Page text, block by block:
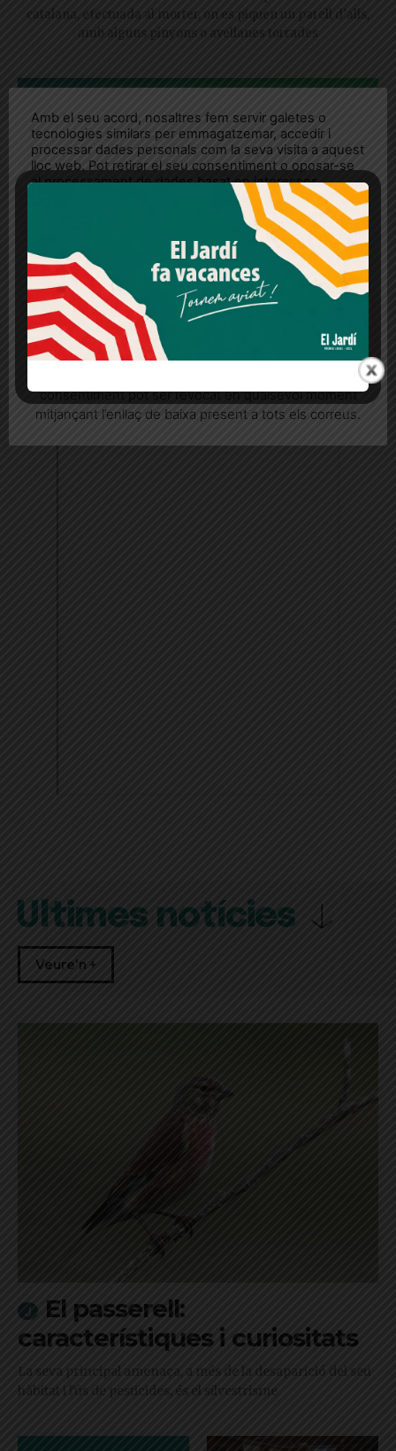
catalana, efectuada al morter, on es piquen un parell d’alls,
amb alguns pinyons o avellanes torrades
REP LES NOTÍCIES AL
MOMENT AL WHATSAPP!
Últimes notícies
Veure'n +
El passerell:
característiques i curiositats
La seva principal amenaça, a més de la desaparició del seu
hàbitat i l'ús de pesticides, és el silvestrisme
Amb el seu acord, nosaltres fem servir galetes o
tecnologies similars per emmagatzemar, accedir i
processar dades personals com la seva visita a aquest
lloc web. Pot retirar el seu consentiment o oposar-se
al processament de dades basat en interessos
legítims en qualsevol moment fent clic a "Ajustos de
cookies" o a la nostra Política de privacitat en aquest
lloc web. Si cliques "acceptar" dones el teu
Més informació Acceptar Rebutjar tot
Quan l’usuari crea un compte al Diari el Jardí, dona el
seu consentiment explícit per rebre comunicacions
consentiment pot ser revocat en qualsevol moment
mitjançant l’enllaç de baixa present a tots els correus.